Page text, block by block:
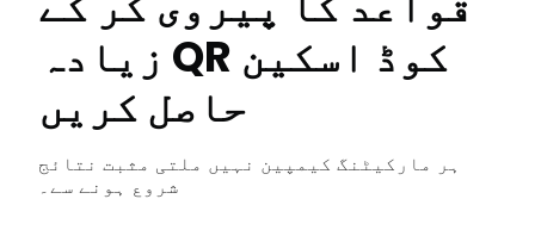
زیادہ QR کوڈ اسکین
حاصل کریں
ہر مارکیٹنگ کیمپین نہیں ملتی مثبت نتائج
شروع ہونے سے۔